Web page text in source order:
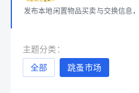
城
主题分类：
全部
跳蚤市场